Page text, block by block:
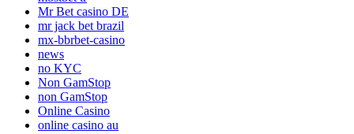
Mr Bet casino DE
mr jack bet brazil
mx-bbrbet-casino
news
no KYC
Non GamStop
non GamStop
Online Casino
online casino au